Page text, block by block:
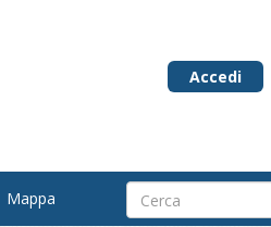
Accedi
Mappa